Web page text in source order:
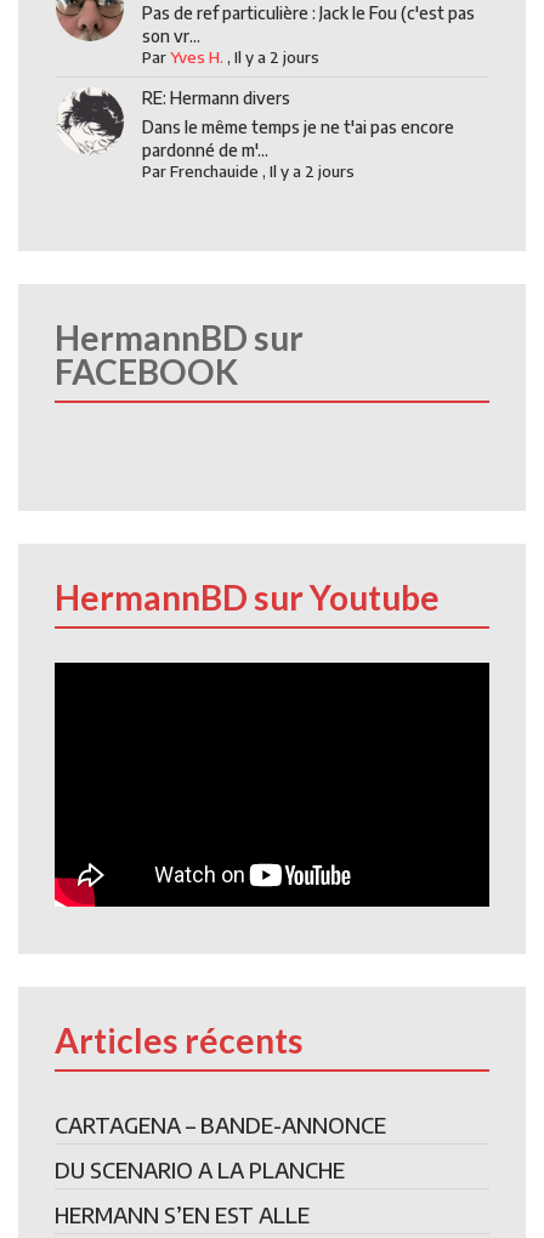
Pas de ref particulière : Jack le Fou (c'est pas
son vr...
ParYves H. ,Il y a 2 jours
RE: Hermann divers
Dans le même temps je ne t'ai pas encore
pardonné de m'...
ParFrenchauide ,Il y a 2 jours
HermannBD sur
FACEBOOK
HermannBD sur Youtube
Articles récents
CARTAGENA – BANDE-ANNONCE
DU SCENARIO A LA PLANCHE
HERMANN S’EN EST ALLE